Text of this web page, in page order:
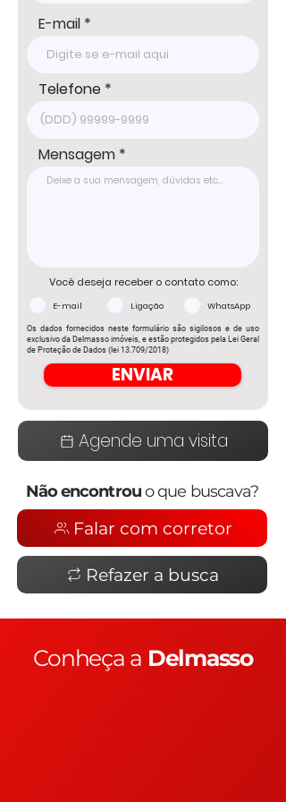
E-mail
Telefone
Mensagem
Você deseja receber o contato como:
E-mail Ligação WhatsApp
Os dados fornecidos neste formulário são sigilosos e de uso
exclusivo da Delmasso imóveis, e estão protegidos pela Lei Geral
de Proteção de Dados (lei 13.709/2018)
ENVIAR
Agende uma visita
Não encontrouo que buscava?
Falar com corretor
Refazer a busca
Conheça a Delmasso